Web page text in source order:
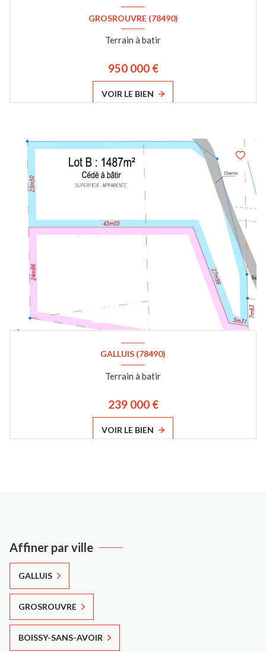
GROSROUVRE (78490)
Terrain à batir
950 000 €
VOIR LE BIEN
GALLUIS (78490)
Terrain à batir
239 000 €
VOIR LE BIEN
Affiner par ville
GALLUIS
GROSROUVRE
BOISSY-SANS-AVOIR